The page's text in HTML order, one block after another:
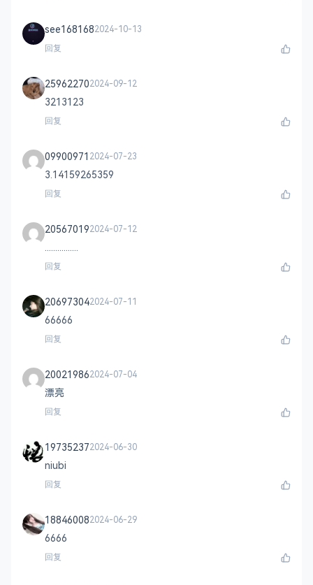
see1681682024-10-13
回复
259622702024-09-12
3213123
回复
09900971 2024-07-23
3.14159265359
回复
205670192024-07-12
................
回复
206973042024-07-11
66666
回复
200219862024-07-04
漂亮
回复
197352372024-06-30
niubi
回复
188460082024-06-29
6666
回复